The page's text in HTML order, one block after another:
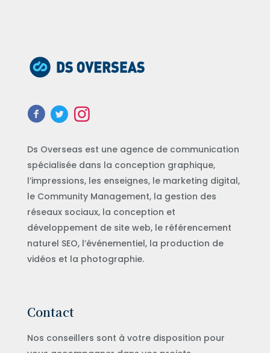
Ds Overseas est une agence de communication
spécialisée dans la conception graphique,
l’impressions, les enseignes, le marketing digital,
le Community Management, la gestion des
réseaux sociaux, la conception et
développement de site web, le référencement
naturel SEO, l’événementiel, la production de
vidéos et la photographie.
Contact
Nos conseillers sont à votre disposition pour